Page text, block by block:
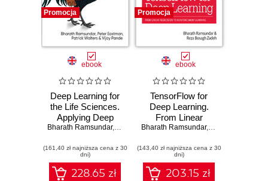
Promocja
ebook
Deep Learning for
the Life Sciences.
Applying Deep
Learning to
Microscopy, Drug
Discovery, and
More
Bharath Ramsundar, Peter Eastman, Patrick Walters
(161,40 zł najniższa cena z 30
dni)
228.65 zł
Promocja
ebook
TensorFlow for
Deep Learning.
From Linear
Regression to
Learning
Bharath Ramsundar, Reza Bosagh
(143,40 zł najniższa cena z 30
dni)
203.15 zł